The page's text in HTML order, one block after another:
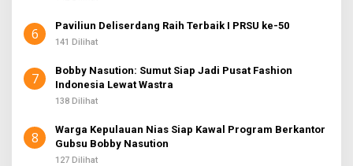
6 Paviliun Deliserdang Raih Terbaik I PRSU ke-50
141 Dilihat
7
Bobby Nasution: Sumut Siap Jadi Pusat Fashion
Indonesia Lewat Wastra
138 Dilihat
8
Warga Kepulauan Nias Siap Kawal Program Berkantor
Gubsu Bobby Nasution
127 Dilihat